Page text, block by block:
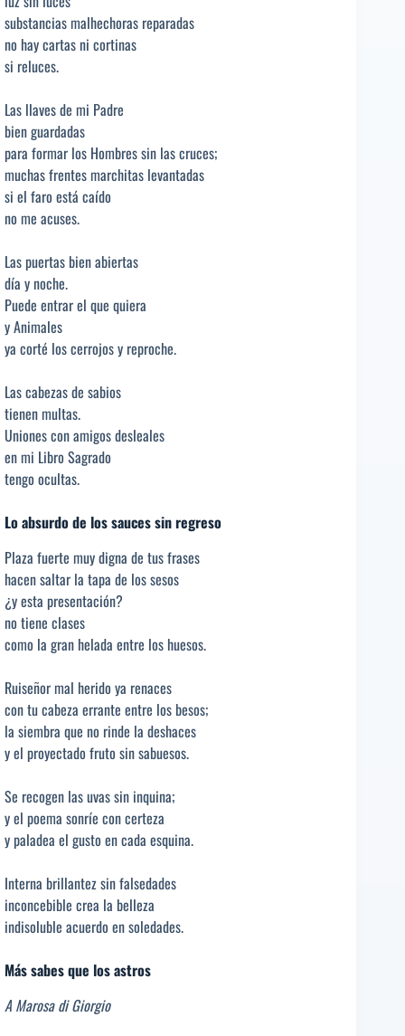
substancias malhechoras reparadas
no hay cartas ni cortinas
si reluces.
Las llaves de mi Padre
bien guardadas
para formar los Hombres sin las cruces;
muchas frentes marchitas levantadas
si el faro está caído
no me acuses.
Las puertas bien abiertas
día y noche.
Puede entrar el que quiera
y Animales
ya corté los cerrojos y reproche.
Las cabezas de sabios
tienen multas.
Uniones con amigos desleales
en mi Libro Sagrado
tengo ocultas.
Lo absurdo de los sauces sin regreso
Plaza fuerte muy digna de tus frases
hacen saltar la tapa de los sesos
¿y esta presentación?
no tiene clases
como la gran helada entre los huesos.
Ruiseñor mal herido ya renaces
con tu cabeza errante entre los besos;
la siembra que no rinde la deshaces
y el proyectado fruto sin sabuesos.
Se recogen las uvas sin inquina;
y el poema sonríe con certeza
y paladea el gusto en cada esquina.
Interna brillantez sin falsedades
inconcebible crea la belleza
indisoluble acuerdo en soledades.
Más sabes que los astros
A Marosa di Giorgio